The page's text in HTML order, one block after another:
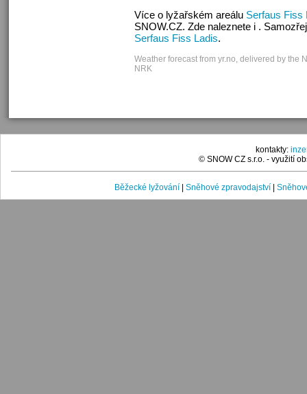
Více o lyžařském areálu Serfaus Fiss
SNOW.CZ. Zde naleznete i .
Serfaus Fiss Ladis.
Weather forecast from yr.no, delivered by the
NRK
kontakty:
© SNOW CZ s.r.o. - využití
Běžecké lyžování Sněhové zpravodajství